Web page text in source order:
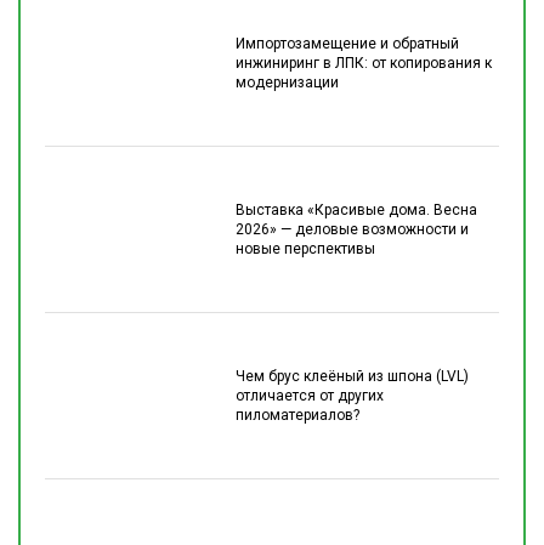
Импортозамещение и обратный
инжиниринг в ЛПК: от копирования к
модернизации
Выставка «Красивые дома. Весна
2026» — деловые возможности и
новые перспективы
Чем брус клеёный из шпона (LVL)
отличается от других
пиломатериалов?